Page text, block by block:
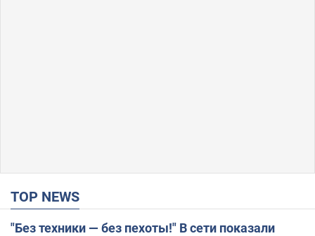
TOP NEWS
"Без техники — без пехоты!" В сети показали